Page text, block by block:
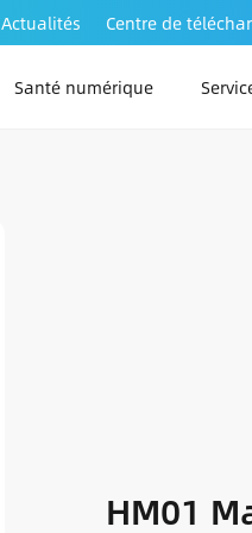
Actualités Centre de
Santé numérique
HM01